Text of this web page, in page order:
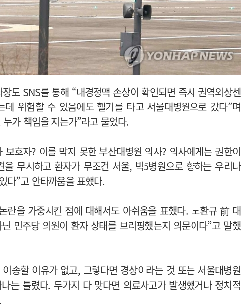
도 SNS를 통해 “내경정맥 손상이 확인되면 즉시 권역외상센
데 위험할 수 있음에도 헬기를 타고 서울대병원으로 갔다”며
가 책임을 지는가”라고 물었다.
호자? 이를 막지 못한 부산대병원 의사? 의사에게는 권한이
을 무시하고 환자가 무조건 서울, 빅5병원으로 향하는 우리나
다”고 안타까움을 표했다.
란을 가중시킨 점에 대해서도 아쉬움을 표했다. 노환규 前 대
민주당 의원이 환자 상태를 브리핑했는지 의문이다”고 말했
송할 이유가 없고, 그렇다면 경상이라는 것 또는 서울대병원
는 틀렸다. 두가지 다 맞다면 의료사고가 발생했거나 정치적